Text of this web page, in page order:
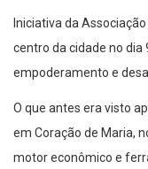
Iniciativa da
centro da cidade no
empoderamento e
O que antes era visto
em Coração de Maria,
motor econômico e